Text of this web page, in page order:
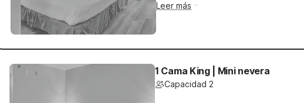
Leer más
1 Cama King | Mini nevera
Capacidad 2